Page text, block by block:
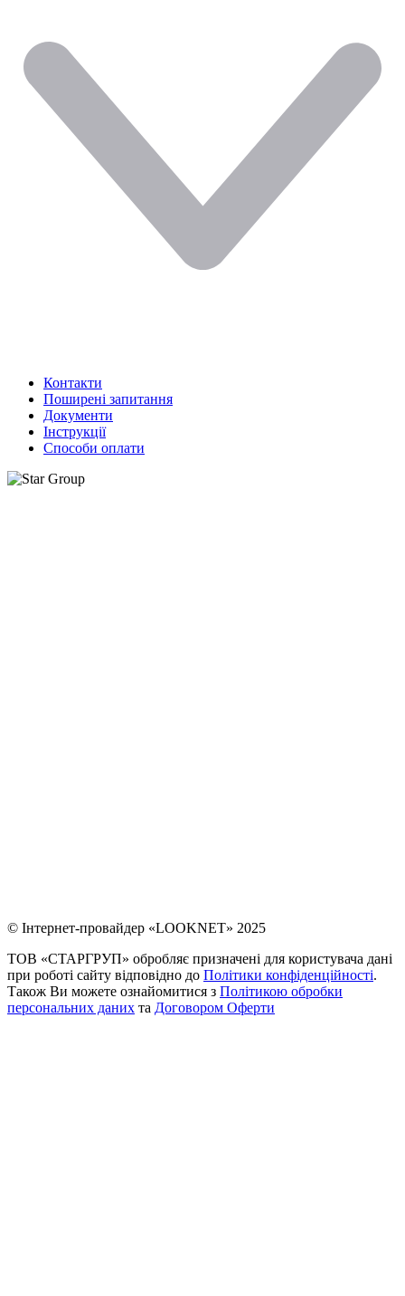
Контакти
Поширені запитання
Документи
Інструкції
Способи оплати
© Інтернет-провайдер «LOOKNET» 2025
ТОВ «СТАРГРУП» обробляє призначені для користувача дані
при роботі сайту відповідно до Політики конфіденційності.
Також Ви можете ознайомитися з Політикою обробки
персональних даних та Договором Оферти